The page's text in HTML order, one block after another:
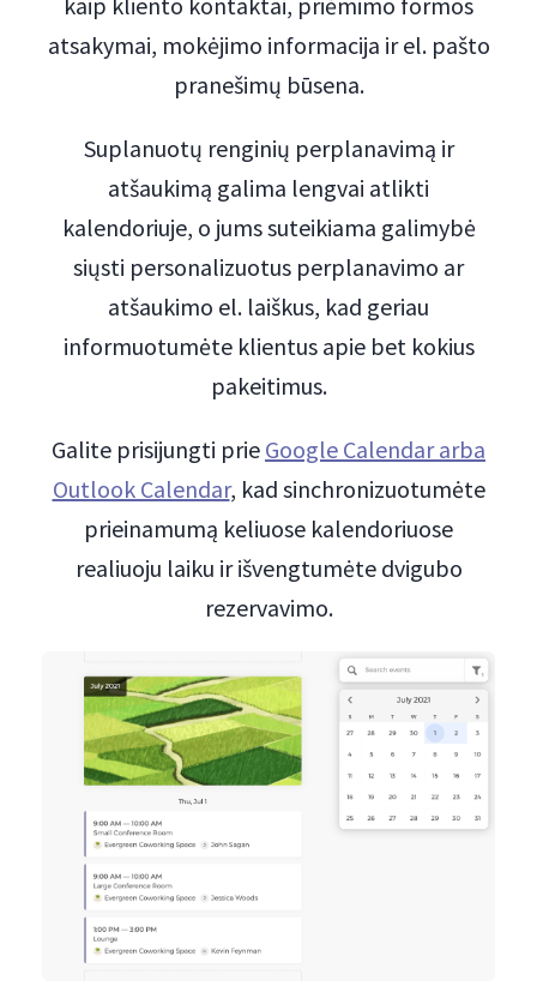
atsakymai, mokėjimo informacija ir el. pašto
pranešimų būsena.
Suplanuotų renginių perplanavimą ir
atšaukimą galima lengvai atlikti
kalendoriuje, o jums suteikiama galimybė
siųsti personalizuotus perplanavimo ar
atšaukimo el. laiškus, kad geriau
informuotumėte klientus apie bet kokius
pakeitimus.
Galite prisijungti prie Google Calendar arba
Outlook Calendar, kad sinchronizuotumėte
prieinamumą keliuose kalendoriuose
realiuoju laiku ir išvengtumėte dvigubo
rezervavimo.